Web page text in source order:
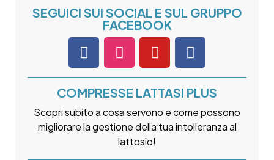
SEGUICI SUI SOCIAL E SUL GRUPPO
FACEBOOK
COMPRESSE LATTASI PLUS
Scopri subito a cosa servono e come possono
migliorare la gestione della tua intolleranza al
lattosio!